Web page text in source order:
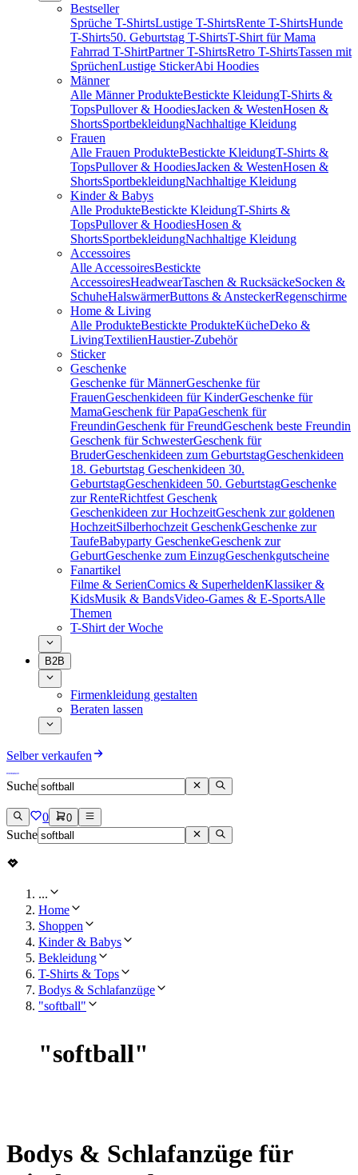
Bestseller
Sprüche T-ShirtsLustige T-ShirtsRente T-ShirtsHunde
T-Shirts50. Geburtstag T-ShirtsT-Shirt für Mama
Fahrrad T-ShirtPartner T-ShirtsRetro T-ShirtsTassen mit
SprüchenLustige StickerAbi Hoodies
Männer
Alle Männer ProdukteBestickte KleidungT-Shirts &
TopsPullover & HoodiesJacken & WestenHosen &
ShortsSportbekleidungNachhaltige Kleidung
Frauen
Alle Frauen ProdukteBestickte KleidungT-Shirts &
TopsPullover & HoodiesJacken & WestenHosen &
ShortsSportbekleidungNachhaltige Kleidung
Kinder & Babys
Alle ProdukteBestickte KleidungT-Shirts &
TopsPullover & HoodiesHosen &
ShortsSportbekleidungNachhaltige Kleidung
Accessoires
Alle AccessoiresBestickte
AccessoiresHeadwearTaschen & RucksäckeSocken &
SchuheHalswärmerButtons & AnsteckerRegenschirme
Home & Living
Alle ProdukteBestickte ProdukteKücheDeko &
LivingTextilienHaustier-Zubehör
Sticker
Geschenke
Geschenke für MännerGeschenke für
FrauenGeschenkideen für KinderGeschenke für
MamaGeschenk für PapaGeschenk für
FreundinGeschenk für FreundGeschenk beste Freundin
Geschenk für SchwesterGeschenk für
BruderGeschenkideen zum GeburtstagGeschenkideen
18. Geburtstag Geschenkideen 30.
GeburtstagGeschenkideen 50. GeburtstagGeschenke
zur RenteRichtfest Geschenk
Geschenkideen zur HochzeitGeschenk zur goldenen
HochzeitSilberhochzeit GeschenkGeschenke zur
TaufeBabyparty GeschenkeGeschenk zur
GeburtGeschenke zum EinzugGeschenkgutscheine
Fanartikel
Filme & SerienComics & SuperheldenKlassiker &
KidsMusik & BandsVideo-Games & E-SportsAlle
Themen
T-Shirt der Woche
B2B
Firmenkleidung gestalten
Beraten lassen
Selber verkaufen
Suche
0 0
Suche
...
Home
Shoppen
Kinder & Babys
Bekleidung
T-Shirts & Tops
Bodys & Schlafanzüge
"softball"
"softball"
Bodys & Schlafanzüge für